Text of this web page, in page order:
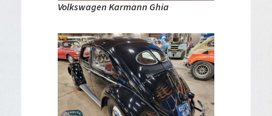
Volkswagen Karmann Ghia